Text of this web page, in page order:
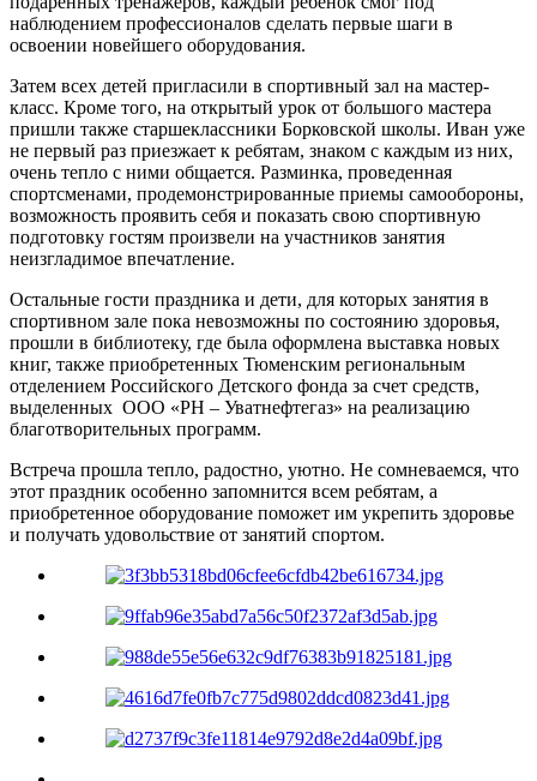
наблюдением профессионалов сделать первые шаги в
освоении новейшего оборудования.
Затем всех детей пригласили в спортивный зал на мастер-
класс. Кроме того, на открытый урок от большого мастера
пришли также старшеклассники Борковской школы. Иван уже
не первый раз приезжает к ребятам, знаком с каждым из них,
очень тепло с ними общается. Разминка, проведенная
спортсменами, продемонстрированные приемы самообороны,
возможность проявить себя и показать свою спортивную
подготовку гостям произвели на участников занятия
неизгладимое впечатление.
Остальные гости праздника и дети, для которых занятия в
спортивном зале пока невозможны по состоянию здоровья,
прошли в библиотеку, где была оформлена выставка новых
книг, также приобретенных Тюменским региональным
отделением Российского Детского фонда за счет средств,
выделенных ООО «РН – Уватнефтегаз» на реализацию
благотворительных программ.
Встреча прошла тепло, радостно, уютно. Не сомневаемся, что
этот праздник особенно запомнится всем ребятам, а
приобретенное оборудование поможет им укрепить здоровье
и получать удовольствие от занятий спортом.